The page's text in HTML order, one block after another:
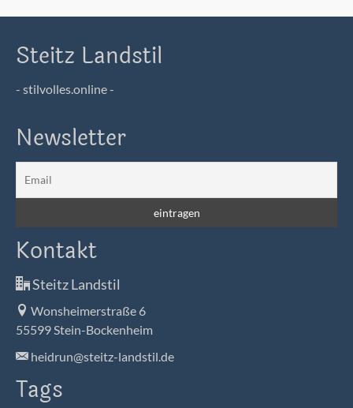
Steitz Landstil
- stilvolles.online -
Newsletter
Kontakt
Steitz Landstil
Wonsheimerstraße 6
55599 Stein-Bockenheim
heidrun@steitz-landstil.de
Tags